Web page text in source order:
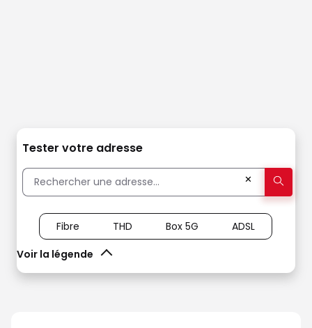
Tester votre adresse
✕
Voir la légende
Fibre THD Box 5G ADSL